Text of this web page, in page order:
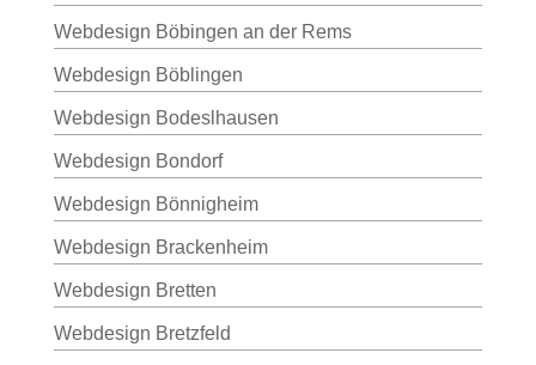
Webdesign Böbingen an der Rems
Webdesign Böblingen
Webdesign Bodeslhausen
Webdesign Bondorf
Webdesign Bönnigheim
Webdesign Brackenheim
Webdesign Bretten
Webdesign Bretzfeld